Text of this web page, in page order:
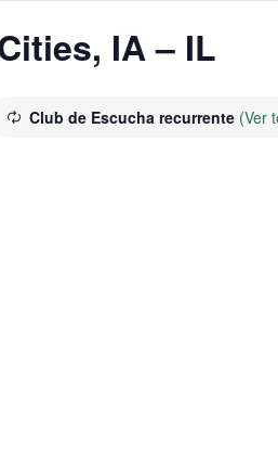
IA – IL
Club de Escucha recurrente (Ver